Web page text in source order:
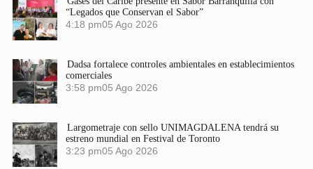
“Legados que Conservan el Sabor”
4:18 pm05 Ago 2026
Dadsa fortalece controles ambientales en establecimientos
comerciales
3:58 pm05 Ago 2026
Largometraje con sello UNIMAGDALENA tendrá su
estreno mundial en Festival de Toronto
3:23 pm05 Ago 2026